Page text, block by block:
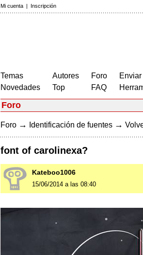
Mi cuenta | Inscripción
Temas
Novedades
Autores
Top
Foro
FAQ
Foro
Foro → Identificación de fuentes →
font of carolinexa?
Kateboo1006
15/06/2014 a las 08:40